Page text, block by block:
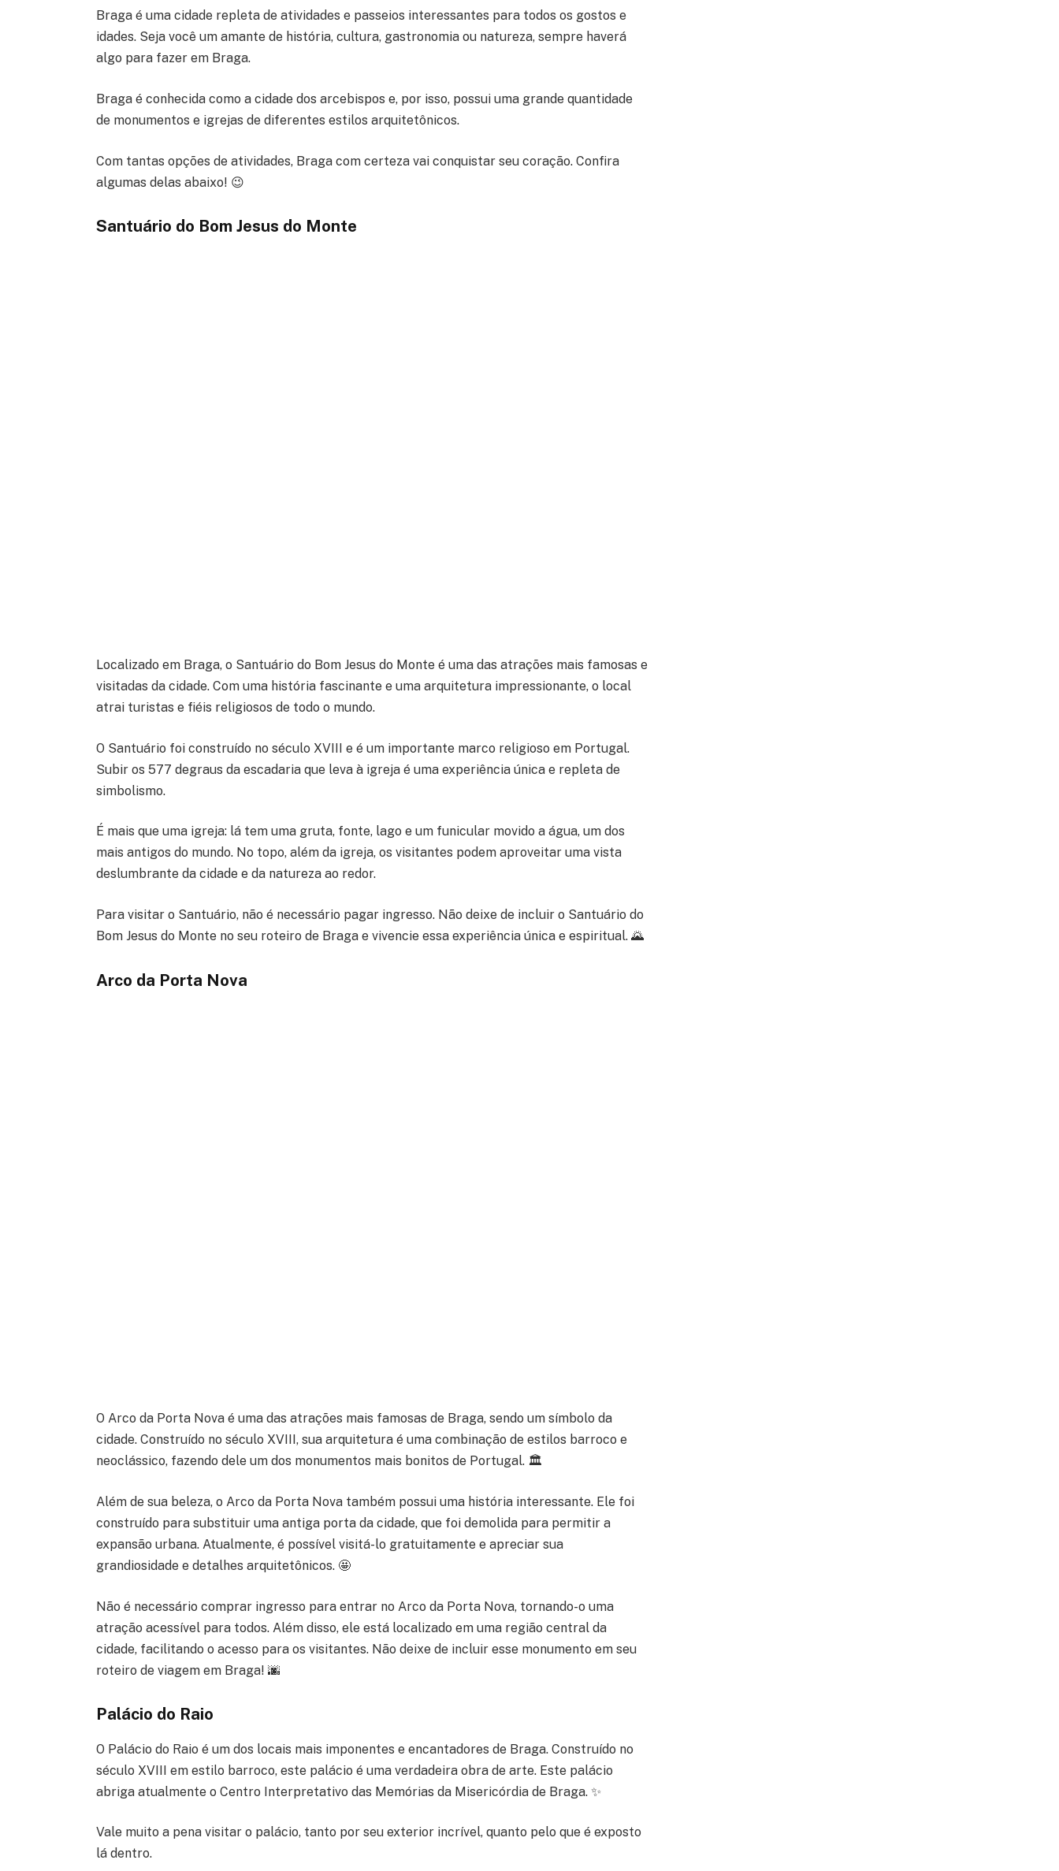
Braga é uma cidade repleta de atividades e passeios interessantes para todos os gostos e
idades. Seja você um amante de história, cultura, gastronomia ou natureza, sempre haverá
algo para fazer em Braga.
Braga é conhecida como a cidade dos arcebispos e, por isso, possui uma grande quantidade
de monumentos e igrejas de diferentes estilos arquitetônicos.
Com tantas opções de atividades, Braga com certeza vai conquistar seu coração. Confira
algumas delas abaixo! 😉
Santuário do Bom Jesus do Monte
Localizado em Braga, o Santuário do Bom Jesus do Monte é uma das atrações mais famosas e
visitadas da cidade. Com uma história fascinante e uma arquitetura impressionante, o local
atrai turistas e fiéis religiosos de todo o mundo.
O Santuário foi construído no século XVIII e é um importante marco religioso em Portugal.
Subir os 577 degraus da escadaria que leva à igreja é uma experiência única e repleta de
simbolismo.
É mais que uma igreja: lá tem uma gruta, fonte, lago e um funicular movido a água, um dos
mais antigos do mundo. No topo, além da igreja, os visitantes podem aproveitar uma vista
deslumbrante da cidade e da natureza ao redor.
Para visitar o Santuário, não é necessário pagar ingresso. Não deixe de incluir o Santuário do
Bom Jesus do Monte no seu roteiro de Braga e vivencie essa experiência única e espiritual. 🌄
Arco da Porta Nova
O Arco da Porta Nova é uma das atrações mais famosas de Braga, sendo um símbolo da
cidade. Construído no século XVIII, sua arquitetura é uma combinação de estilos barroco e
neoclássico, fazendo dele um dos monumentos mais bonitos de Portugal. 🏛️
Além de sua beleza, o Arco da Porta Nova também possui uma história interessante. Ele foi
construído para substituir uma antiga porta da cidade, que foi demolida para permitir a
expansão urbana. Atualmente, é possível visitá-lo gratuitamente e apreciar sua
grandiosidade e detalhes arquitetônicos. 🤩
Não é necessário comprar ingresso para entrar no Arco da Porta Nova, tornando-o uma
atração acessível para todos. Além disso, ele está localizado em uma região central da
cidade, facilitando o acesso para os visitantes. Não deixe de incluir esse monumento em seu
roteiro de viagem em Braga! 🌆
Palácio do Raio
O Palácio do Raio é um dos locais mais imponentes e encantadores de Braga. Construído no
século XVIII em estilo barroco, este palácio é uma verdadeira obra de arte. Este palácio
abriga atualmente o Centro Interpretativo das Memórias da Misericórdia de Braga. ✨
Vale muito a pena visitar o palácio, tanto por seu exterior incrível, quanto pelo que é exposto
lá dentro.